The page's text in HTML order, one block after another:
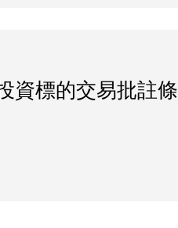
資標的交易批註條